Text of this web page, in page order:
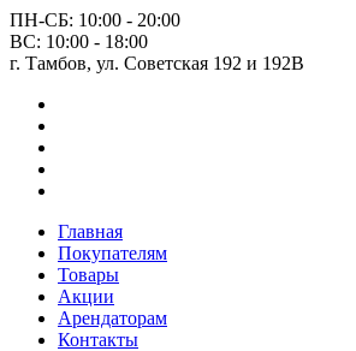
ПН-СБ: 10:00 - 20:00
ВС: 10:00 - 18:00
г. Тамбов, ул. Советская 192 и 192В
Главная
Покупателям
Товары
Акции
Арендаторам
Контакты